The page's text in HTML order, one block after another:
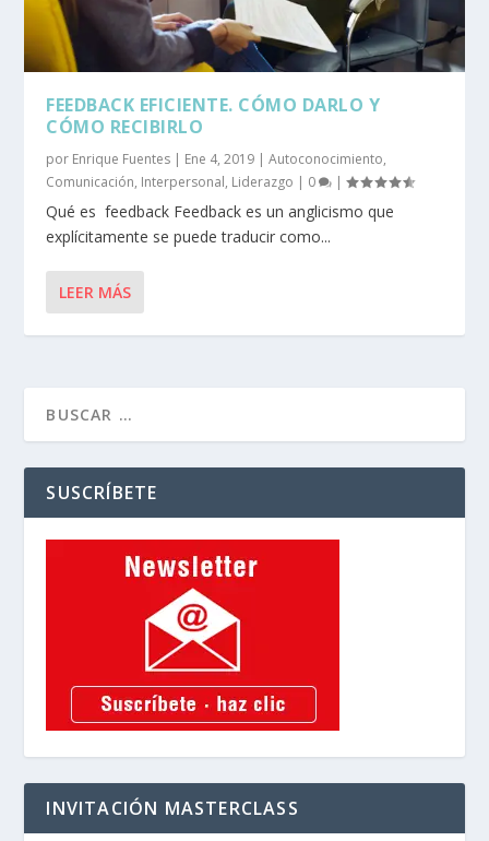
FEEDBACK EFICIENTE. CÓMO DARLO Y
CÓMO RECIBIRLO
por Enrique Fuentes | Ene 4, 2019 |Autoconocimiento,
Comunicación, Interpersonal, Liderazgo | 0 |
Qué es feedback Feedback es un anglicismo que
explícitamente se puede traducir como...
LEER MÁS
SUSCRÍBETE
INVITACIÓN MASTERCLASS